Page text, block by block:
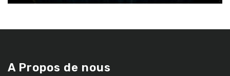
A Propos de nous